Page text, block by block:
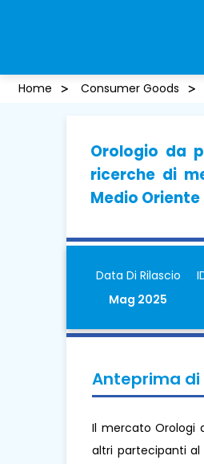
Home Consumer Goods
Orologio da
ricerche di
Medio
Data Di Rilascio
Mag 2025
Anteprima
Il mercato Orologi
altri partecipanti al